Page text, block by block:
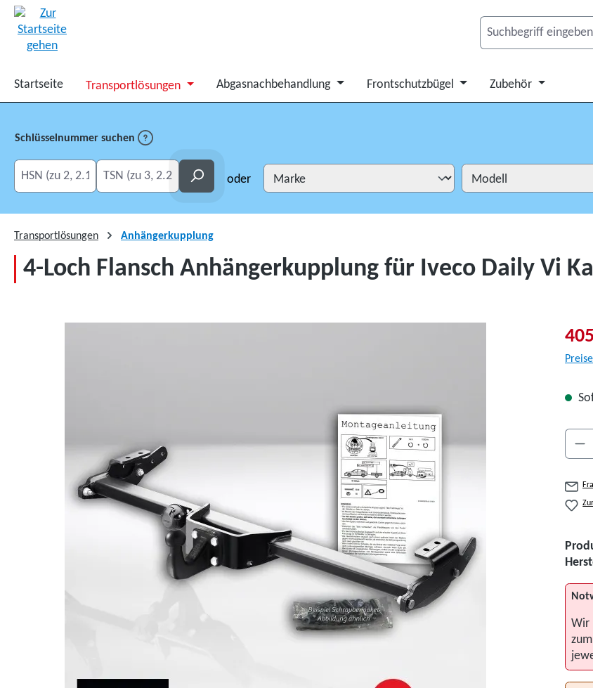
Startseite Transportlösungen Abgasnachbehandlung Frontschutzbügel Zubehör
Schlüsselnummer suchen
HSN eingeben
TSN eingeben Suchen oder
Transportlösungen Anhängerkupplung
4-Loch Flansch Anhängerkupplung für Iveco Daily Vi
Wir